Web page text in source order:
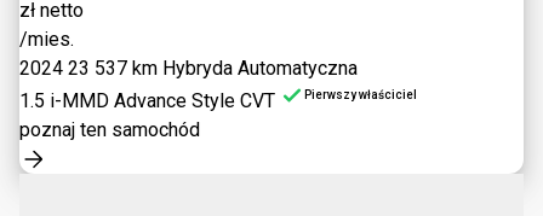
zł netto
/mies.
2024 23 537 km Hybryda Automatyczna
1.5 i-MMD Advance Style CVT
Pierwszy właściciel
poznaj ten samochód